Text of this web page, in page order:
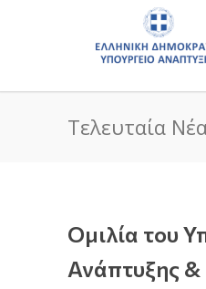
Τελευταία
Ομιλία του
Ανάπτυξης